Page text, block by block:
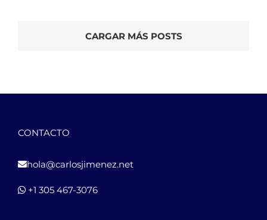
CARGAR MÁS POSTS
CONTACTO
hola@carlosjimenez.net
+1 305 467-3076